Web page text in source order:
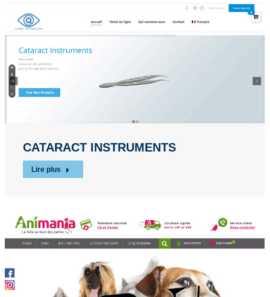
CATARACT INSTRUMENTS
Lire plus